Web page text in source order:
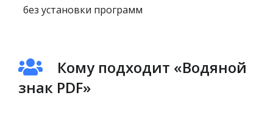
без установки программ
Кому подходит «Водяной
знак PDF»